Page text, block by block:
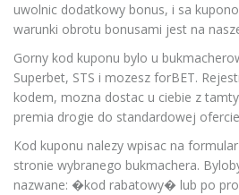
uwolnic dodatkowy bonus, i sa
warunki obrotu bonusami jest na
Gorny kod kuponu bylo u
Superbet, STS i mozesz forBET.
kodem, mozna dostac u ciebie z
premia drogie do standardowej
Kod kuponu nalezy wpisac na
stronie wybranego bukmachera.
nazwane: �kod rabatowy� lub po